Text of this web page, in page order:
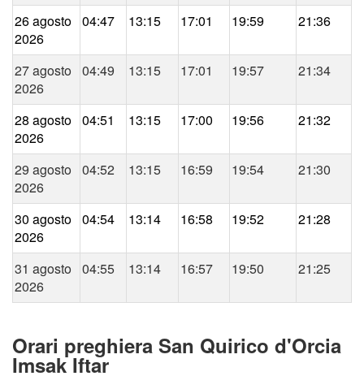
26 agosto
2026
04:47 13:15 17:01 19:59 21:36
27 agosto
2026
04:49 13:15 17:01 19:57 21:34
28 agosto
2026
04:51 13:15 17:00 19:56 21:32
29 agosto
2026
04:52 13:15 16:59 19:54 21:30
30 agosto
2026
04:54 13:14 16:58 19:52 21:28
31 agosto
2026
04:55 13:14 16:57 19:50 21:25
Orari preghiera San Quirico d'Orcia
Imsak Iftar